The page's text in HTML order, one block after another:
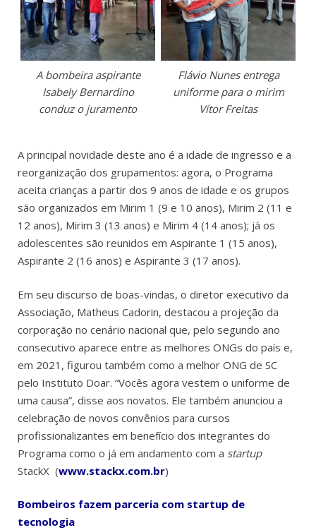
A bombeira aspirante
Isabely Bernardino
conduz o juramento
Flávio Nunes entrega
uniforme para o mirim
Vítor Freitas
A principal novidade deste ano é a idade de ingresso e a
reorganização dos grupamentos: agora, o Programa
aceita crianças a partir dos 9 anos de idade e os grupos
são organizados em Mirim 1 (9 e 10 anos), Mirim 2 (11 e
12 anos), Mirim 3 (13 anos) e Mirim 4 (14 anos); já os
adolescentes são reunidos em Aspirante 1 (15 anos),
Aspirante 2 (16 anos) e Aspirante 3 (17 anos).
Em seu discurso de boas-vindas, o diretor executivo da
Associação, Matheus Cadorin, destacou a projeção da
corporação no cenário nacional que, pelo segundo ano
consecutivo aparece entre as melhores ONGs do país e,
em 2021, figurou também como a melhor ONG de SC
pelo Instituto Doar. “Vocês agora vestem o uniforme de
uma causa”, disse aos novatos. Ele também anunciou a
celebração de novos convênios para cursos
profissionalizantes em benefício dos integrantes do
Programa como o já em andamento com a startup
StackX (www.stackx.com.br)
Bombeiros fazem parceria com startup de
tecnologia